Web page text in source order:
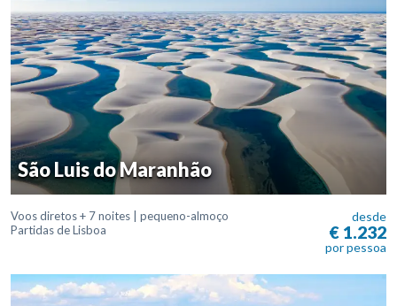
São Luis do Maranhão
Voos diretos + 7 noites | pequeno-almoço
Partidas de Lisboa
desde
€ 1.232
por pessoa